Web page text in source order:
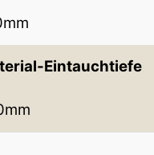
Eintauchtiefe